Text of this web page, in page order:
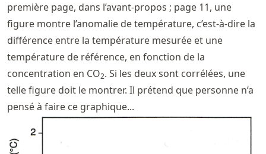
première page, dans l’avant-propos ; page 11, une
figure montre l’anomalie de température, c’est-à-dire la
différence entre la température mesurée et une
température de référence, en fonction de la
concentration en CO2. Si les deux sont corrélées, une
telle figure doit le montrer. Il prétend que personne n’a
pensé à faire ce graphique...